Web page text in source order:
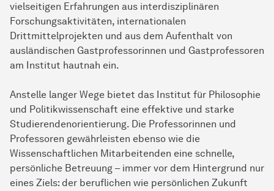
vielseitigen Erfahrungen aus interdisziplinären
Forschungsaktivitäten, internationalen
Drittmittelprojekten und aus dem Aufenthalt von
ausländischen Gastprofessorinnen und Gastprofessoren
am Institut hautnah ein.
Anstelle langer Wege bietet das Institut für Philosophie
und Politikwissenschaft eine effektive und starke
Studierendenorientierung. Die Professorinnen und
Professoren gewährleisten ebenso wie die
Wissenschaftlichen Mitarbeitenden eine schnelle,
persönliche Betreuung – immer vor dem Hintergrund nur
eines Ziels: der beruflichen wie persönlichen Zukunft